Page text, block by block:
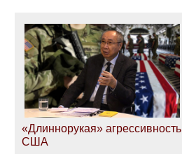
«Длиннорукая» агрессивность
США